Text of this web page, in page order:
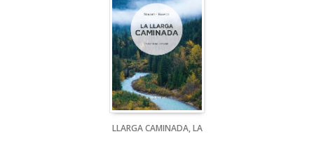
LLARGA CAMINADA, LA